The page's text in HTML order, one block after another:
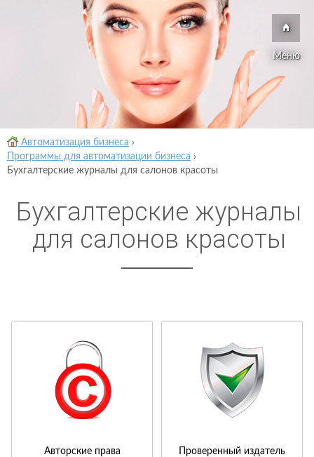
Меню
Автоматизация бизнеса ›
Программы для автоматизации бизнеса ›
Бухгалтерские журналы для салонов красоты
Бухгалтерские журналы
для салонов красоты
Авторские права Проверенный издатель